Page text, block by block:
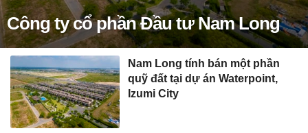
Công ty cổ phần Đầu tư Nam Long
Nam Long tính bán một phần
quỹ đất tại dự án Waterpoint,
Izumi City